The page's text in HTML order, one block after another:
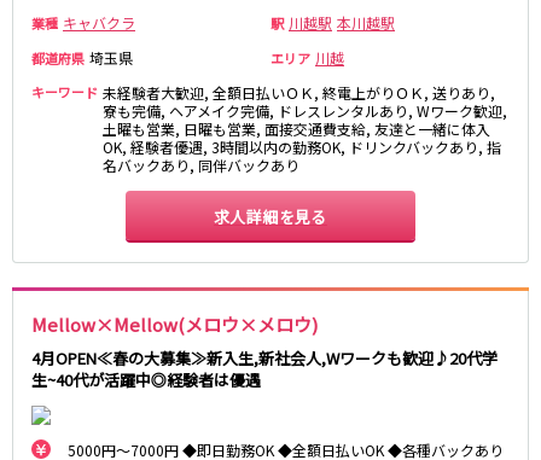
業種 キャバクラ 駅 川越駅 本川越駅
都道府県 埼玉県 エリア 川越
キーワード 未経験者大歓迎, 全額日払いＯＫ, 終電上がりＯＫ, 送りあり,
寮も完備, ヘアメイク完備, ドレスレンタルあり, Wワーク歓迎,
土曜も営業, 日曜も営業, 面接交通費支給, 友達と一緒に体入
OK, 経験者優遇, 3時間以内の勤務OK, ドリンクバックあり, 指
名バックあり, 同伴バックあり
求人詳細を見る
Mellow×Mellow(メロウ×メロウ)
4月OPEN≪春の大募集≫新入生,新社会人,Wワークも歓迎♪20代学
生~40代が活躍中◎経験者は優遇
5000円～7000円 ◆即日勤務OK ◆全額日払いOK ◆各種バックあり
下高井戸駅
宮の坂駅
松原駅
JR南武線
立川駅
川崎駅
武蔵溝ノ口駅
武蔵小杉駅
武蔵新城駅
稲田堤駅
JR横須賀線
横浜駅
品川駅
大船駅